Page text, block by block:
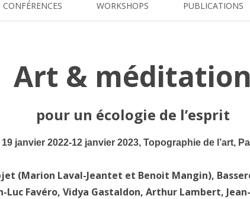
to
content
CONFÉRENCES WORKSHOPS
PIERRES
PUBLICATIONS
ASTRALIS
Art & méditation
pour un écologie de l’esprit
19 janvier 2022-12 janvier 2023, Topographie de l’art,
(Marion Laval-Jeantet et Benoit Mangin),
Luc Favéro, Vidya Gastaldon, Arthur Lambert,